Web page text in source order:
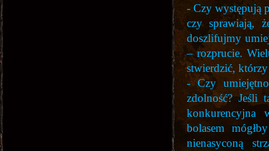
- Czy występują
czy sprawiają,
doszlifujmy
– rozprucie.
stwierdzić,
- Czy
zdolność? Jeśli
konkurencyjna
bolasem
nienasyconą